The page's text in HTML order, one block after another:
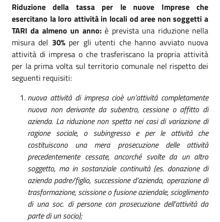
Riduzione della tassa per le nuove Imprese che
esercitano la loro attività in locali od aree non soggetti a
TARI da almeno un anno:è prevista una riduzione nella
misura del 30%per gli utenti che hanno avviato nuova
attività di impresa o che trasferiscano la propria attività
per la prima volta sul territorio comunale nel rispetto dei
seguenti requisiti:
nuova attività di impresa cioè un’attività completamente
nuova non derivante da subentro, cessione o affitto di
azienda. La riduzione non spetta nei casi di variazione di
ragione sociale, o subingresso e per le attività che
costituiscono una mera prosecuzione delle attività
precedentemente cessate, ancorché svolte da un altro
soggetto, ma in sostanziale continuità (es. donazione di
azienda padre/figlio, successione d’azienda, operazione di
trasformazione, scissione o fusione aziendale, scioglimento
di una soc. di persone con prosecuzione dell’attività da
parte di un socio);